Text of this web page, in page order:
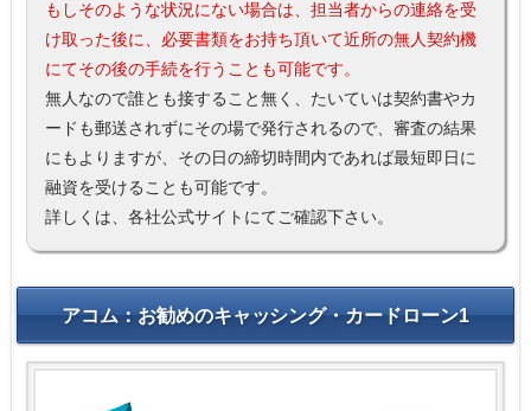
もしそのような状況にない場合は、担当者からの連絡を受
け取った後に、必要書類をお持ち頂いて近所の無人契約機
にてその後の手続を行うことも可能です。
無人なので誰とも接すること無く、たいていは契約書やカ
ードも郵送されずにその場で発行されるので、審査の結果
にもよりますが、その日の締切時間内であれば最短即日に
融資を受けることも可能です。
詳しくは、各社公式サイトにてご確認下さい。
アコム：お勧めのキャッシング・カードローン1